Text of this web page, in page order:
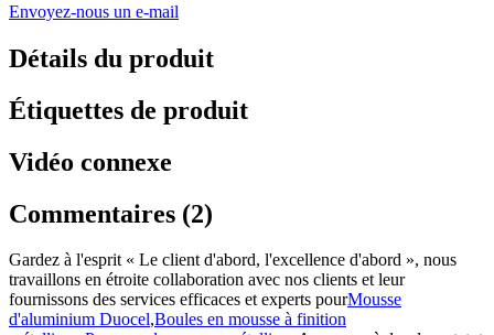
Envoyez-nous un e-mail
Détails du produit
Étiquettes de produit
Vidéo connexe
Commentaires (2)
Gardez à l'esprit « Le client d'abord, l'excellence d'abord », nous
travaillons en étroite collaboration avec nos clients et leur
fournissons des services efficaces et experts pourMousse
d'aluminium Duocel,Boules en mousse à finition